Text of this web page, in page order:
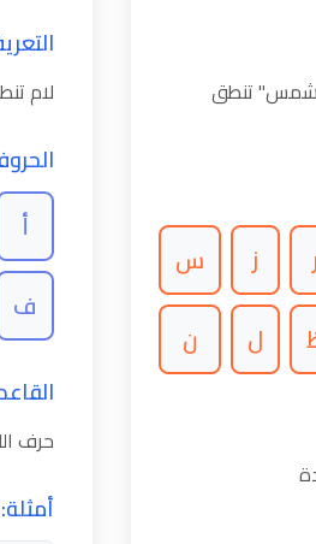
تنطق
ر ز
س
ل ن
لام
أ
ف
حرف
أمثلة: